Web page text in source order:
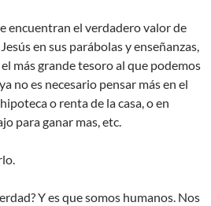
encuentran el verdadero valor de
en sus parábolas y enseñanzas,
más grande tesoro al que podemos
no es necesario pensar más en el
o renta de la casa, o en
para ganar mas, etc.
Y es que somos humanos. Nos